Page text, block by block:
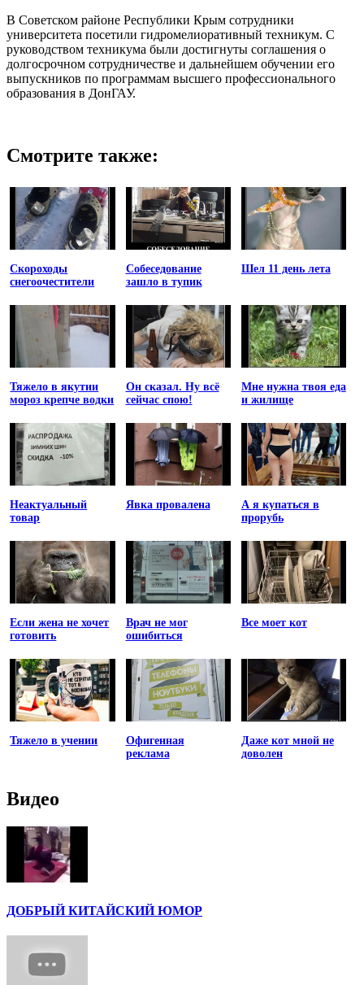
В Советском районе Республики Крым сотрудники
университета посетили гидромелиоративный техникум. С
руководством техникума были достигнуты соглашения о
долгосрочном сотрудничестве и дальнейшем обучении его
выпускников по программам высшего профессионального
образования в ДонГАУ.
Смотрите также:
Скороходы
снегоочестители
Собеседование
зашло в тупик
Шел 11 день лета
Тяжело в якутии
мороз крепче водки
Он сказал. Ну всё
сейчас спою!
Мне нужна твоя еда
и жилище
Неактуальный
товар
Явка провалена
А я купаться в
прорубь
Если жена не хочет
готовить
Врач не мог
ошибиться
Все моет кот
Тяжело в учении
Офигенная
реклама
Даже кот мной не
доволен
Видео
ДОБРЫЙ КИТАЙСКИЙ ЮМОР